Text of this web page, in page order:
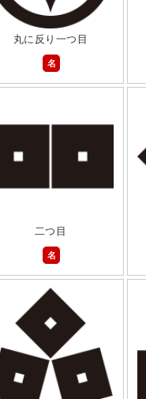
丸に反り一つ目
名
二つ目
名